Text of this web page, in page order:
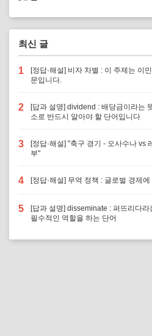
최신 글
1
[정답·해설] 비자 차별 : 이 주제는 이
문입니다.
2
[답과 설명] dividend : 배당금이라는
소로 반드시 알아야 할 단어입니다
3
[정답·해설] "축구 경기 - 오사수나 vs
부"
4 [정답·해설] 무역 정책 : 글로벌 경제
5
[답과 설명] disseminate : 퍼뜨리다
필수적인 역할을 하는 단어